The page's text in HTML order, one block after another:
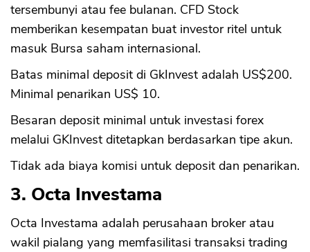
tersembunyi atau fee bulanan. CFD Stock
memberikan kesempatan buat investor ritel untuk
masuk Bursa saham internasional.
Batas minimal deposit di GkInvest adalah US$200.
Minimal penarikan US$ 10.
Besaran deposit minimal untuk investasi forex
melalui GKInvest ditetapkan berdasarkan tipe akun.
Tidak ada biaya komisi untuk deposit dan penarikan.
3. Octa Investama
Octa Investama adalah perusahaan broker atau
wakil pialang yang memfasilitasi transaksi trading